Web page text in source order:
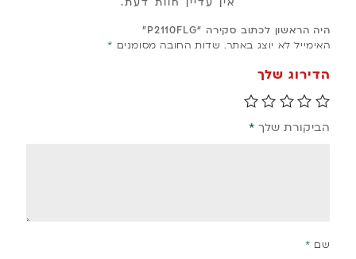
היה הראשון לכתוב סקירה “P2110FLG”
האימייל לא יוצג באתר. שדות החובה מסומנים *
הדירוג שלך
הביקורת שלך *
שם *